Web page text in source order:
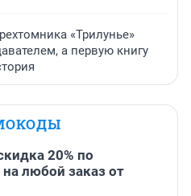
«Трилунье»
а первую книгу
20% по
любой заказ от